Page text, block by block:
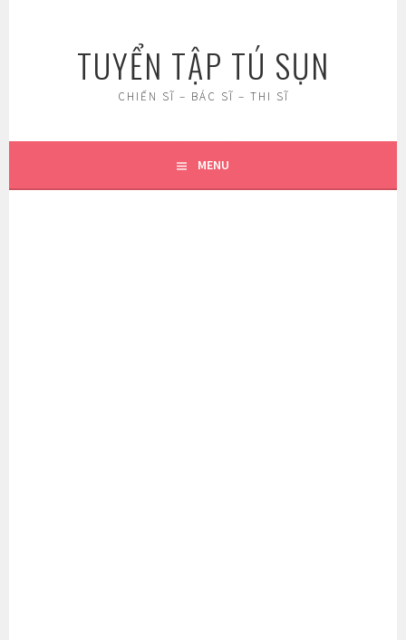
TUYỂN TẬP TÚ SỤN
CHIẾN SĨ – BÁC SĨ – THI SĨ
MENU